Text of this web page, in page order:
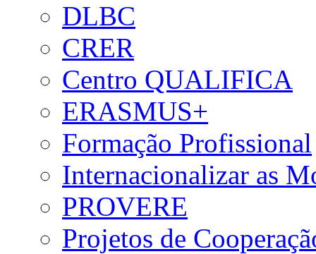
DLBC
CRER
Centro QUALIFICA
ERASMUS+
Formação Profissional
Internacionalizar as
PROVERE
Projetos de